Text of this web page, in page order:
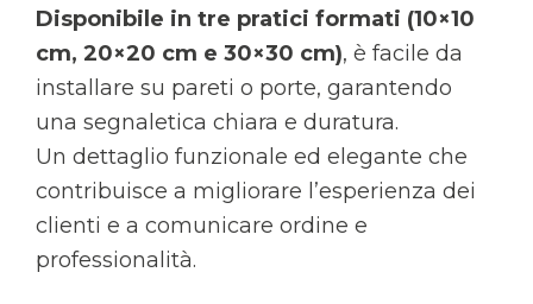
Disponibile in tre pratici formati (10×10
cm, 20×20 cm e 30×30 cm), è facile da
installare su pareti o porte, garantendo
una segnaletica chiara e duratura.
Un dettaglio funzionale ed elegante che
contribuisce a migliorare l’esperienza dei
clienti e a comunicare ordine e
professionalità.